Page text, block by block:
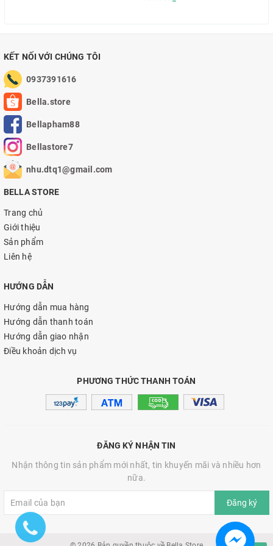
KẾT NỐI VỚI CHÚNG TÔI
0937391616
Bella.store
Bellapham88
Bellastore7
nhu.dtq1@gmail.com
BELLA STORE
Trang chủ
Giới thiệu
Sản phẩm
Liên hệ
HƯỚNG DẪN
Hướng dẫn mua hàng
Hướng dẫn thanh toán
Hướng dẫn giao nhận
Điều khoản dịch vụ
PHƯƠNG THỨC THANH TOÁN
ĐĂNG KÝ NHẬN TIN
Nhận thông tin sản phẩm mới nhất, tin khuyến mãi và nhiều hơn
nữa.
Đăng ký